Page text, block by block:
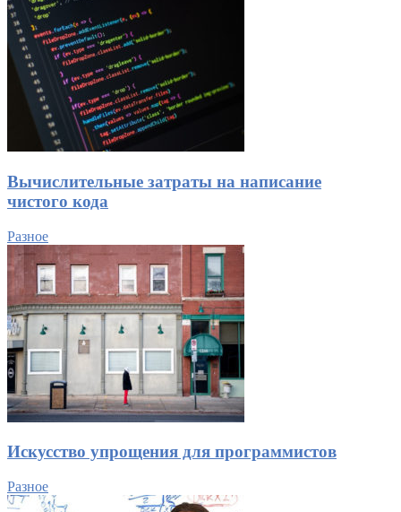
Вычислительные затраты на написание
чистого кода
Разное
Искусство упрощения для программистов
Разное